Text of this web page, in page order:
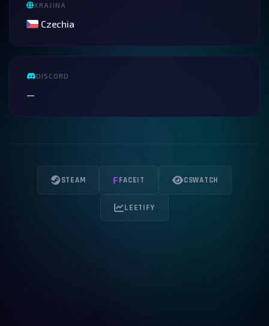
KRAJINA
Czechia
DISCORD
—
STEAM FFACEIT CSWATCH
LEETIFY